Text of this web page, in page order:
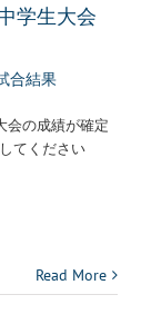
学生大会
合結果
の成績が確定
てください
Read More